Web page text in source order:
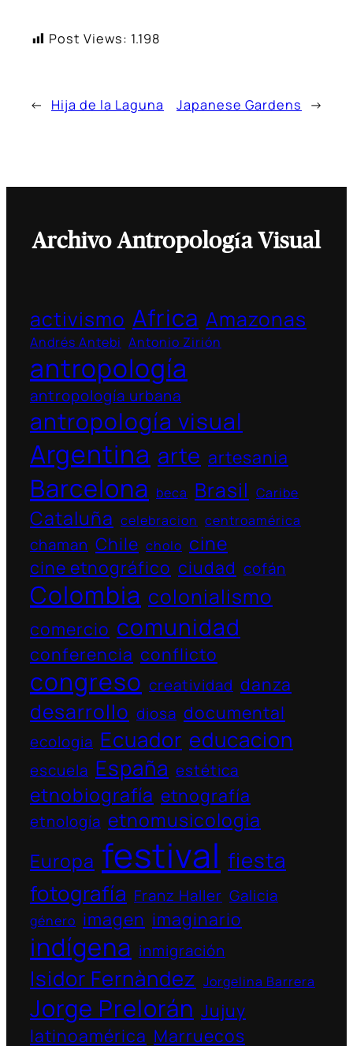
Post Views: 1.198
← Hija de la Laguna Japanese Gardens →
Archivo Antropología Visual
activismo Africa Amazonas
Andrés Antebi Antonio Zirión
antropología
antropología urbana
antropología visual
Argentina arte artesania
Barcelona beca Brasil Caribe
Cataluña celebracion centroamérica
chaman Chile cholo cine
cine etnográfico ciudad cofán
Colombia colonialismo
comercio comunidad
conferencia conflicto
congreso creatividad danza
desarrollo diosa documental
ecologia Ecuador educacion
escuela España estética
etnobiografía etnografía
etnología etnomusicologia
Europa festival fiesta
fotografía Franz Haller Galicia
género imagen imaginario
indígena inmigración
Isidor Fernàndez Jorgelina Barrera
Jorge Prelorán Jujuy
latinoamérica Marruecos